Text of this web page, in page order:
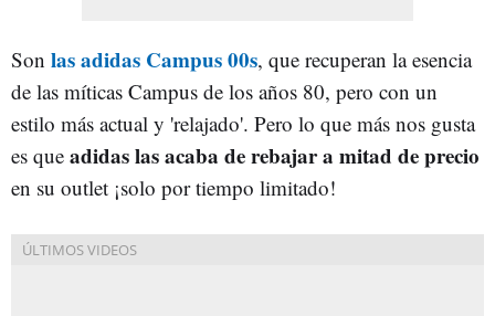
Son las adidas Campus 00s, que recuperan la esencia
de las míticas Campus de los años 80, pero con un
estilo más actual y 'relajado'. Pero lo que más nos gusta
es que adidas las acaba de rebajar a mitad de precio
en su outlet ¡solo por tiempo limitado!